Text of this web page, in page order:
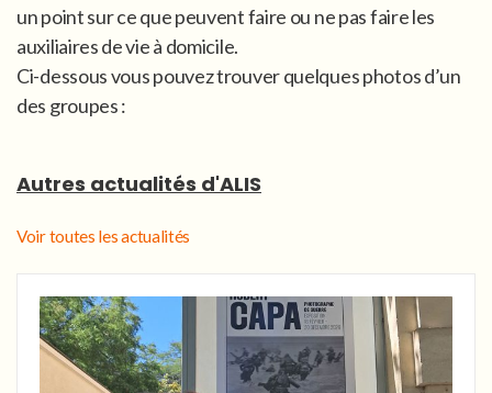
un point sur ce que peuvent faire ou ne pas faire les
auxiliaires de vie à domicile.
Ci-dessous vous pouvez trouver quelques photos d’un
des groupes :
Autres actualités d'ALIS
Voir toutes les actualités